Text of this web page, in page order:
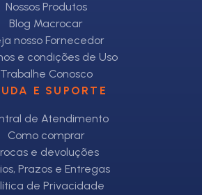
Nossos Produtos
Blog Macrocar
nosso Fornecedor
e condições de Uso
Trabalhe Conosco
E SUPORTE
de Atendimento
Como comprar
e devoluções
Prazos e Entregas
de Privacidade